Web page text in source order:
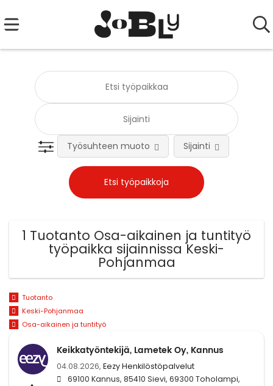
Työsuhteen muoto Sijainti
1 Tuotanto Osa-aikainen ja tuntityö
työpaikka sijainnissa Keski-
Pohjanmaa
Tuotanto
Keski-Pohjanmaa
Osa-aikainen ja tuntityö
Keikkatyöntekijä, Lametek Oy, Kannus
04.08.2026, Eezy Henkilöstöpalvelut
69100 Kannus, 85410 Sievi, 69300 Toholampi,